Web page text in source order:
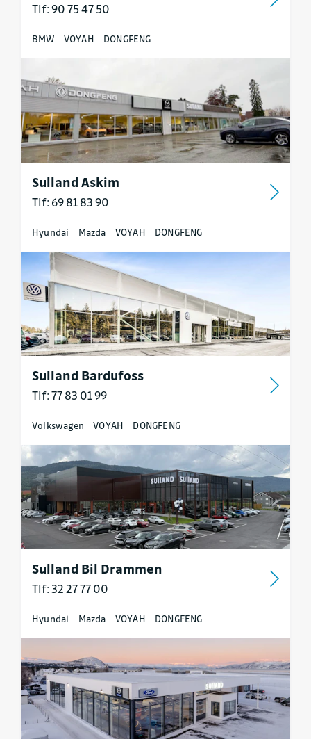
Tlf: 90 75 47 50
BMW VOYAH DONGFENG
Sulland Askim
Tlf: 69 81 83 90
Hyundai Mazda VOYAH DONGFENG
Sulland Bardufoss
Tlf: 77 83 01 99
Volkswagen VOYAH DONGFENG
Sulland Bil Drammen
Tlf: 32 27 77 00
Hyundai Mazda VOYAH DONGFENG